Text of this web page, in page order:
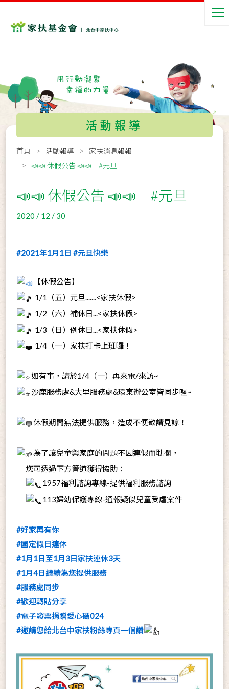
活動報導
首頁 活動報導
家扶消息報報
📣📣 休假公告 📣📣 #元旦
📣📣 休假公告 📣📣 #元旦
2020 / 12 / 30
#2021年1月1日 #元旦快樂
【休假公告】
1/1（五）元旦.......<家扶休假>
1/2（六）補休日...<家扶休假>
1/3（日）例休日...<家扶休假>
1/4（一）家扶打卡上班囉！
如有事，請於1/4（一）再來電/來訪~
沙鹿服務處&大里服務處&環東辦公室皆同步喔~
休假期間無法提供服務，造成不便敬請見諒！
為了讓兒童與家庭的問題不因連假而耽擱，
您可透過下方管道獲得協助：
1957福利諮詢專線-提供福利服務諮詢
113婦幼保護專線-通報疑似兒童受虐案件
#好家再有你
#國定假日連休
#1月1日至1月3日家扶連休3天
#1月4日繼續為您提供服務
#服務處同步
#歡迎轉貼分享
#電子發票捐贈愛心碼024
#邀請您給北台中家扶粉絲專頁一個讚